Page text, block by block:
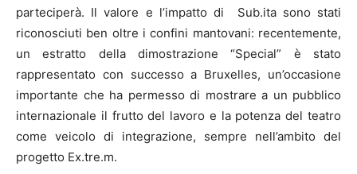
parteciperà. Il valore e l’impatto di Sub.ita sono stati
riconosciuti ben oltre i confini mantovani: recentemente,
un estratto della dimostrazione “Special” è stato
rappresentato con successo a Bruxelles, un’occasione
importante che ha permesso di mostrare a un pubblico
internazionale il frutto del lavoro e la potenza del teatro
come veicolo di integrazione, sempre nell’ambito del
progetto Ex.tre.m.